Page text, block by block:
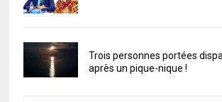
Trois personnes portées
après un pique-nique !